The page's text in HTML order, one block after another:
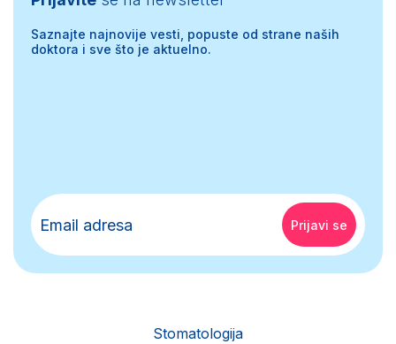
Saznajte najnovije vesti, popuste od strane naših
doktora i sve što je aktuelno.
Stomatologija